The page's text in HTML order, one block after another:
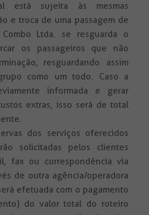
está sujeita às mesmas
e troca de uma passagem de
Ltda. se resguarda o
os passageiros que não
resguardando assim
como um todo. Caso a
informada e gerar
extras, isso será de total
dos serviços oferecidos
solicitadas pelos clientes
fax ou correspondência via
de outra agência/operadora
efetuada com o pagamento
do valor total do roteiro